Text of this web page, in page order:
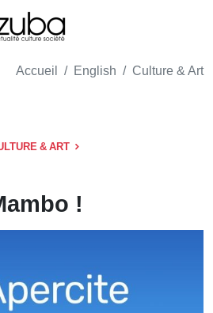
Accueil English Culture & Art
& ART
!